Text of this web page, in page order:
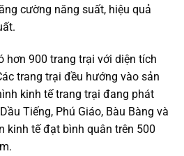
cường năng suất, hiệu quả
hơn 900 trang trại với diện tích
trang trại đều hướng vào sản
kinh tế trang trại đang phát
Tiếng, Phú Giáo, Bàu Bàng và
kinh tế đạt bình quân trên 500